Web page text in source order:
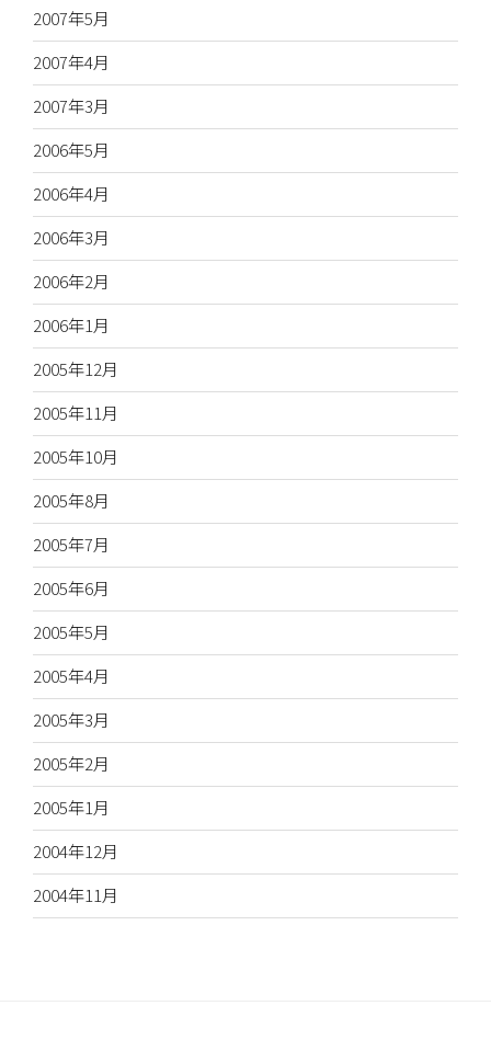
2007年5月
2007年4月
2007年3月
2006年5月
2006年4月
2006年3月
2006年2月
2006年1月
2005年12月
2005年11月
2005年10月
2005年8月
2005年7月
2005年6月
2005年5月
2005年4月
2005年3月
2005年2月
2005年1月
2004年12月
2004年11月